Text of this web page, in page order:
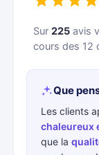
Sur 225 avis
cours des 12
Que
Les clients
chaleureux
que la